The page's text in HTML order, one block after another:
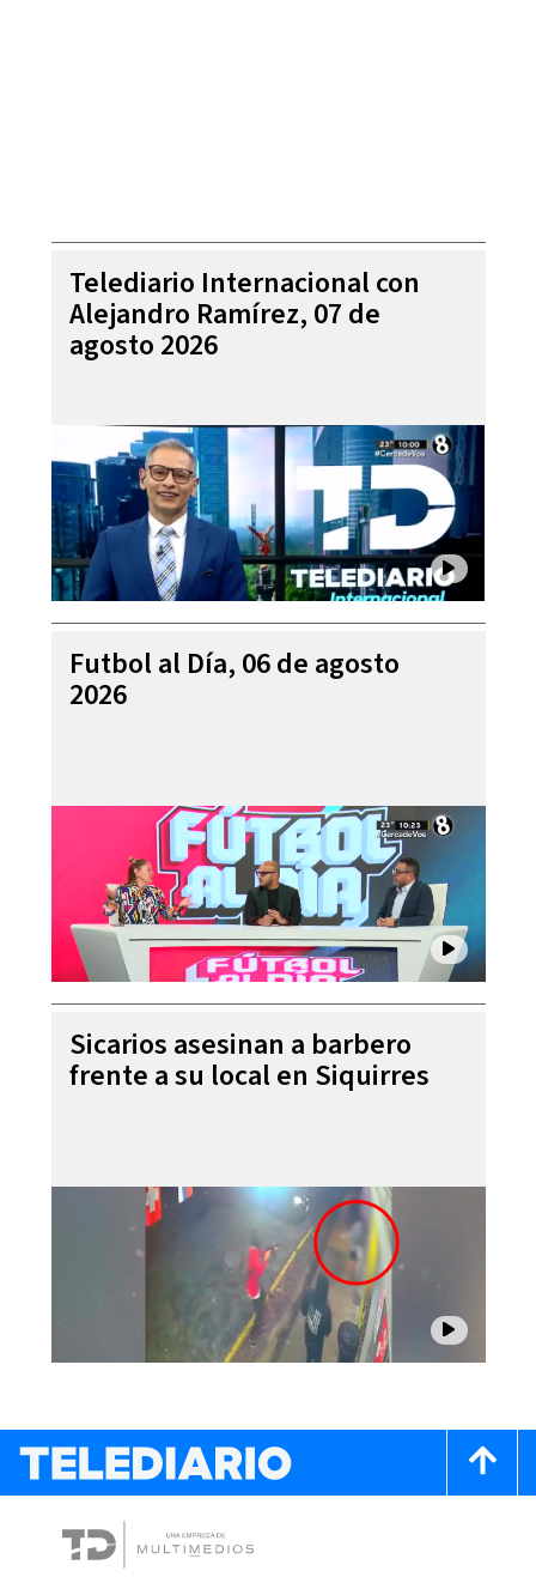
Telediario Internacional con
Alejandro Ramírez, 07 de
agosto 2026
Futbol al Día, 06 de agosto
2026
Sicarios asesinan a barbero
frente a su local en Siquirres